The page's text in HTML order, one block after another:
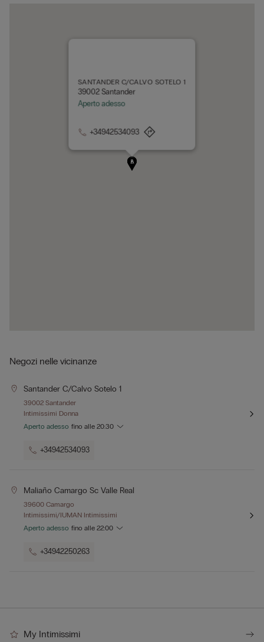
A
B
SANTANDER C/CALVO SOTELO 1
39002 Santander
Aperto adesso
+34942534093
Negozi nelle vicinanze
Santander C/calvo Sotelo 1
39002 Santander
Intimissimi Donna
Aperto adesso fino alle 20:30
+34942534093
Maliaño Camargo Sc Valle Real
39600 Camargo
Intimissimi/IUMAN Intimissimi
Aperto adesso fino alle 22:00
+34942250263
My Intimissimi